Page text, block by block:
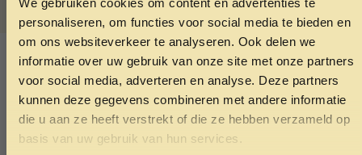
personaliseren, om functies voor social media te bieden en
om ons websiteverkeer te analyseren. Ook delen we
informatie over uw gebruik van onze site met onze partners
voor social media, adverteren en analyse. Deze partners
kunnen deze gegevens combineren met andere informatie
die u aan ze heeft verstrekt of die ze hebben verzameld op
basis van uw gebruik van hun services.
0,5 mg
SKU: 5425039485430
Categorieën: Blikvoer hond ,Hondenvoer
Ook interessant
Echt de moeite waard!
ONTVANG 5% KORTING OP
JE EERSTE BESTELLING!
Ontvang korting